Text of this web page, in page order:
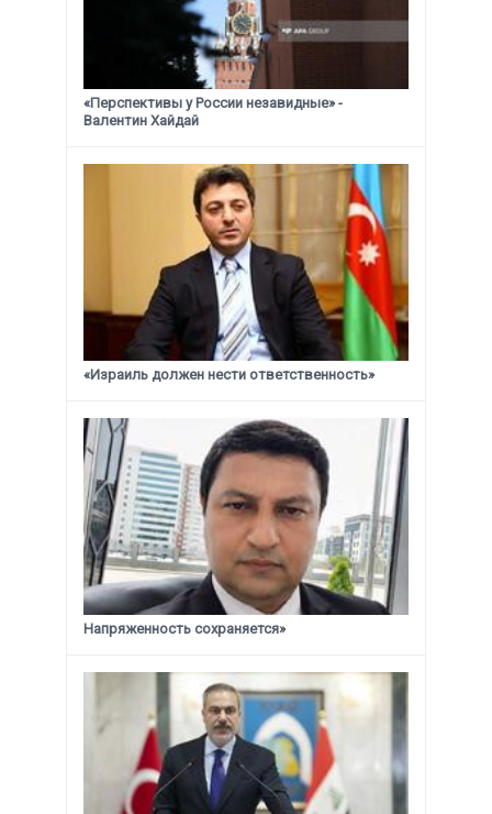
«Перспективы у России незавидные» -
Валентин Хайдай
«Израиль должен нести ответственность»
Напряженность сохраняется»